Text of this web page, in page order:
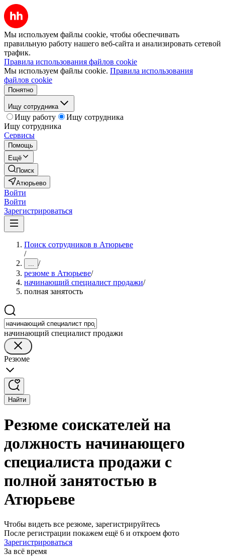
Мы используем файлы cookie, чтобы обеспечивать
правильную работу нашего веб-сайта и анализировать сетевой
трафик.
Правила использования файлов cookie
Мы используем файлы cookie. Правила использования
файлов cookie
Понятно
Ищу сотрудника
Ищу работу
Ищу сотрудника
Ищу сотрудника
Сервисы
Помощь
Ещё
Поиск
Атюрьево
Войти
Войти
Зарегистрироваться
Поиск сотрудников в Атюрьеве
/
... /
резюме в Атюрьеве/
начинающий специалист продажи/
полная занятость
начинающий специалист продажи
Резюме
Найти
Резюме соискателей на
должность начинающего
специалиста продажи с
полной занятостью в
Атюрьеве
Чтобы видеть все резюме, зарегистрируйтесь
После регистрации покажем ещё 6 и откроем фото
Зарегистрироваться
За всё время